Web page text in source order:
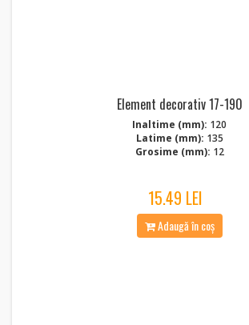
Element decorativ 17-190
Inaltime (mm): 120
Latime (mm): 135
Grosime (mm): 12
15.49 LEI
Adaugă în coș